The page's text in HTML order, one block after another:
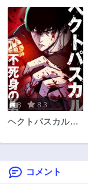
8 8.3
ヘクトパスカル～
コメント